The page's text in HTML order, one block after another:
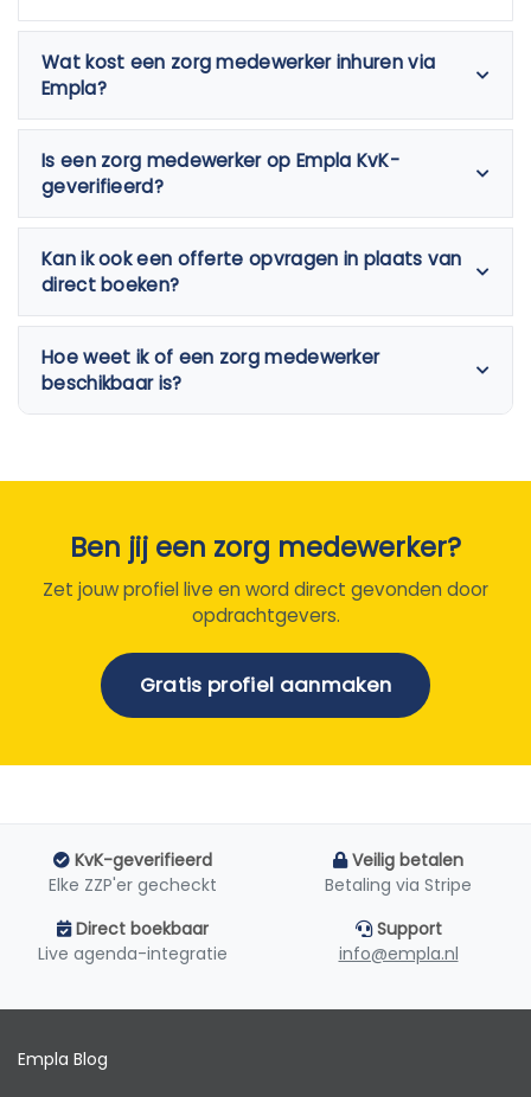
Wat kost een zorg medewerker inhuren via
Empla?
Is een zorg medewerker op Empla KvK-
geverifieerd?
Kan ik ook een offerte opvragen in plaats van
direct boeken?
Hoe weet ik of een zorg medewerker
beschikbaar is?
Ben jij een zorg medewerker?
Zet jouw profiel live en word direct gevonden door
opdrachtgevers.
Gratis profiel aanmaken
KvK-geverifieerd
Elke ZZP'er gecheckt
Veilig betalen
Betaling via Stripe
Direct boekbaar
Live agenda-integratie
Support
info@empla.nl
Empla Blog